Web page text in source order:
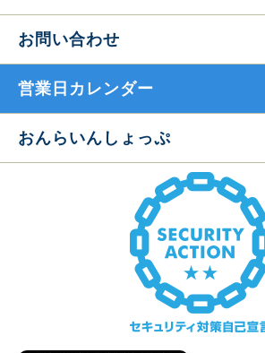
お問い合わせ
営業日カレンダー
おんらいんしょっぷ